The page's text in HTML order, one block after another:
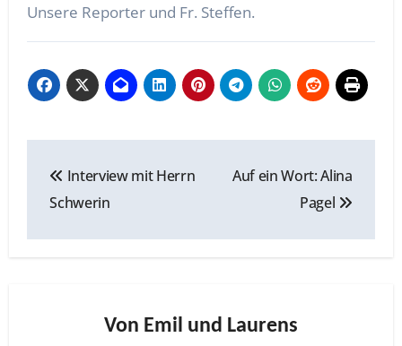
Unsere Reporter und Fr. Steffen.
Interview mit Herrn
Schwerin
Auf ein Wort: Alina
Pagel
Von Emil und Laurens